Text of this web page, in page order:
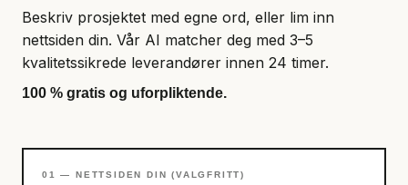
Beskriv prosjektet med egne ord, eller lim inn
nettsiden din. Vår AI matcher deg med 3–5
kvalitetssikrede leverandører innen 24 timer.
100 % gratis og uforpliktende.
01 — NETTSIDEN DIN (VALGFRITT)